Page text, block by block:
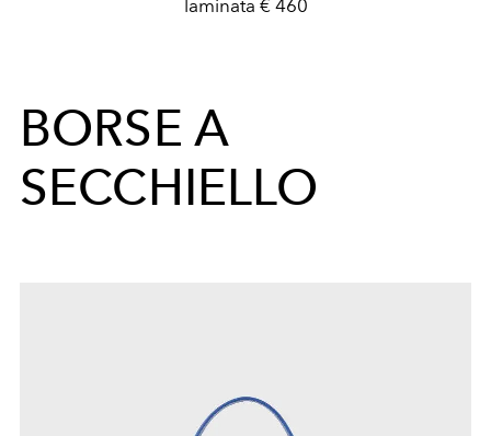
laminata € 460
BORSE A
SECCHIELLO